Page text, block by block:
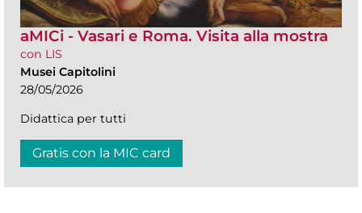
aMICi - Vasari e Roma. Visita alla mostra
con LIS
Musei Capitolini
28/05/2026
Didattica per tutti
Gratis con la MIC card